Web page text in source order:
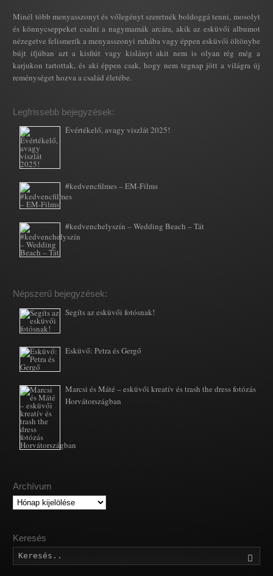
Minél több menyasszonyt és vőlegényt szeretnék boldoggá tenni, mosolyt
és könnycseppeket csalni a nagymamák arcára, akik az esküvői albumot
nézegetve felismerik a menyasszonyi ruhába vagy éppen esküvői öltönybe
bújt ifjúban azt a kisfiút vagy kislányt akit nem is olyan rég még a
karjukon tartottak, és aki éppen csak, hogy nem tegnap jött a világra új
reménységet hozva a család életébe.
Legfrissebb bejegyzések:
Évértékelő, avagy viszlát 2025!
#kedvencfilmes – EM-Films
#kedvenchelyszín – Wedding Beach – Tát
Népszerű bejegyzések:
Segíts az esküvői fotósnak!
Esküvő: Petra és Gergő
Marcsi és Máté – esküvői kreatív és trash the dress fotózás
Horvátországban
Archívum
Archívum
Keresés